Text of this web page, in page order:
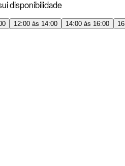
disponibilidade
12:00 às 14:00 14:00 às 16:00